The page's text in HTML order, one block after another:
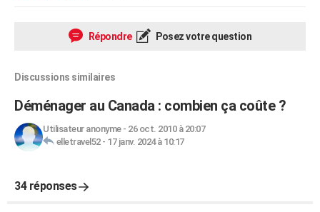
Répondre Posez votre question
Discussions similaires
Déménager au Canada : combien ça coûte ?
Utilisateur anonyme- 26 oct. 2010 à 20:07
elletravel52- 17 janv. 2024 à 10:17
34 réponses